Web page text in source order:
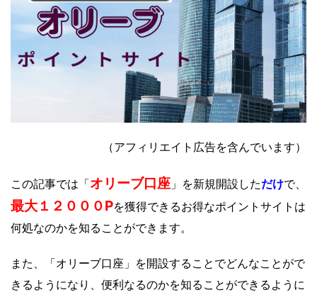
（アフィリエイト広告を含んでいます）
この記事では「オリーブ口座 」を新規開設しただけで、
最大１２０００Pを獲得できるお得なポイントサイトは
何処なのかを知ることができます。
また、「オリーブ口座」を開設することでどんなことがで
きるようになり、便利なるのかを知ることができるように